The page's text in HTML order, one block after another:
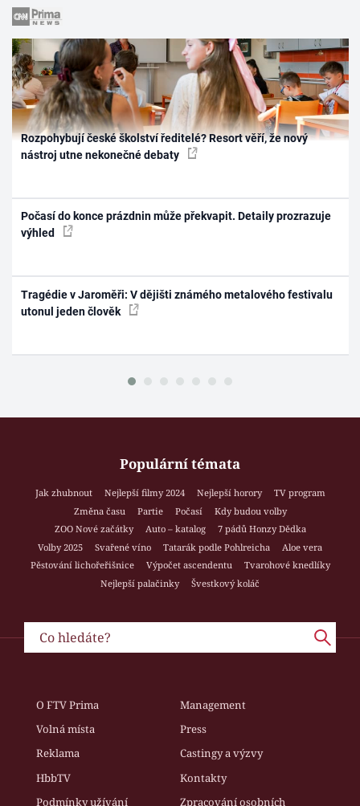
Rozpohybují české školství ředitelé? Resort věří, že nový
nástroj utne nekonečné debaty
Počasí do konce prázdnin může překvapit. Detaily prozrazuje
výhled
Tragédie v Jaroměři: V dějišti známého metalového festivalu
utonul jeden člověk
Populární témata
Jak zhubnout Nejlepší filmy 2024 Nejlepší horory
TV program
Změna času
Partie Počasí
Kdy budou volby
ZOO Nové začátky
Auto – katalog
7 pádů Honzy Dědka
Volby 2025
Svařené víno Tatarák podle Pohlreicha
Aloe vera
Pěstování lichořeřišnice
Výpočet ascendentu
Tvarohové knedlíky
Nejlepší palačinky
Švestkový koláč
O FTV Prima
Management
Volná místa
Press
Reklama
Castingy a výzvy
HbbTV
Kontakty
Podmínky užívání
Zpracování osobních